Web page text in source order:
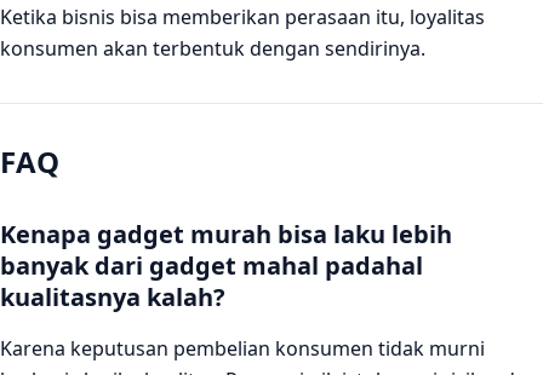
Ketika bisnis bisa memberikan perasaan itu, loyalitas
konsumen akan terbentuk dengan sendirinya.
FAQ
Kenapa gadget murah bisa laku lebih
banyak dari gadget mahal padahal
kualitasnya kalah?
Karena keputusan pembelian konsumen tidak murni